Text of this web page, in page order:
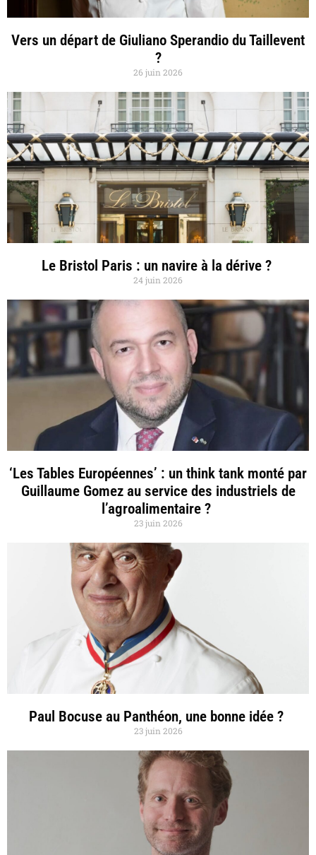
Vers un départ de Giuliano Sperandio du Taillevent
?
26 juin 2026
Le Bristol Paris : un navire à la dérive ?
24 juin 2026
‘Les Tables Européennes’ : un think tank monté par
Guillaume Gomez au service des industriels de
l’agroalimentaire ?
23 juin 2026
Paul Bocuse au Panthéon, une bonne idée ?
23 juin 2026